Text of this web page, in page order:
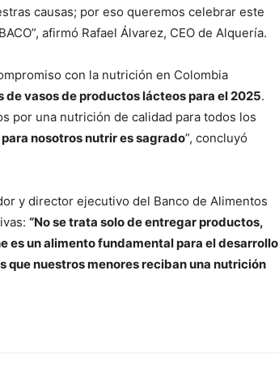
causas; por eso queremos celebrar este
afirmó Rafael Álvarez, CEO de Alquería.
con la nutrición en Colombia
vasos de productos lácteos para el 2025.
por una nutrición de calidad para todos los
para nosotros nutrir es sagrado”, concluyó
y director ejecutivo del Banco de Alimentos
“No se trata solo de entregar productos,
es un alimento fundamental para el desarrollo
que nuestros menores reciban una nutrición